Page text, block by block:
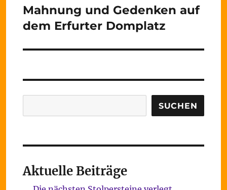
Nächster
Beitrag:
Mahnung und Gedenken auf
dem Erfurter Domplatz
SUCHEN
Aktuelle Beiträge